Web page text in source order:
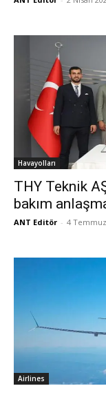
Havayolları
THY Teknik
bakım
ANT Editör - 4
Airlines